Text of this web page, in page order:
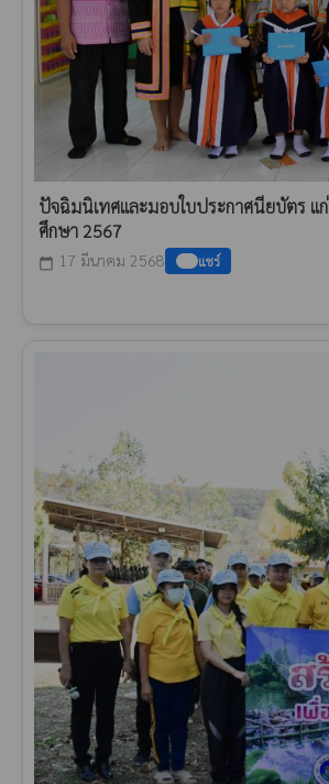
ปัจฉิมนิเทศและมอบใบประกาศนียบัตร แ
ศึกษา 2567
calendar_today 17 มีนาคม 2568 แชร์